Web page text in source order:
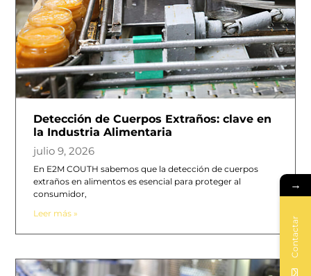
Detección de Cuerpos Extraños: clave en
la Industria Alimentaria
julio 9, 2026
En E2M COUTH sabemos que la detección de cuerpos
extraños en alimentos es esencial para proteger al
consumidor,
Leer más »
→
Contactar